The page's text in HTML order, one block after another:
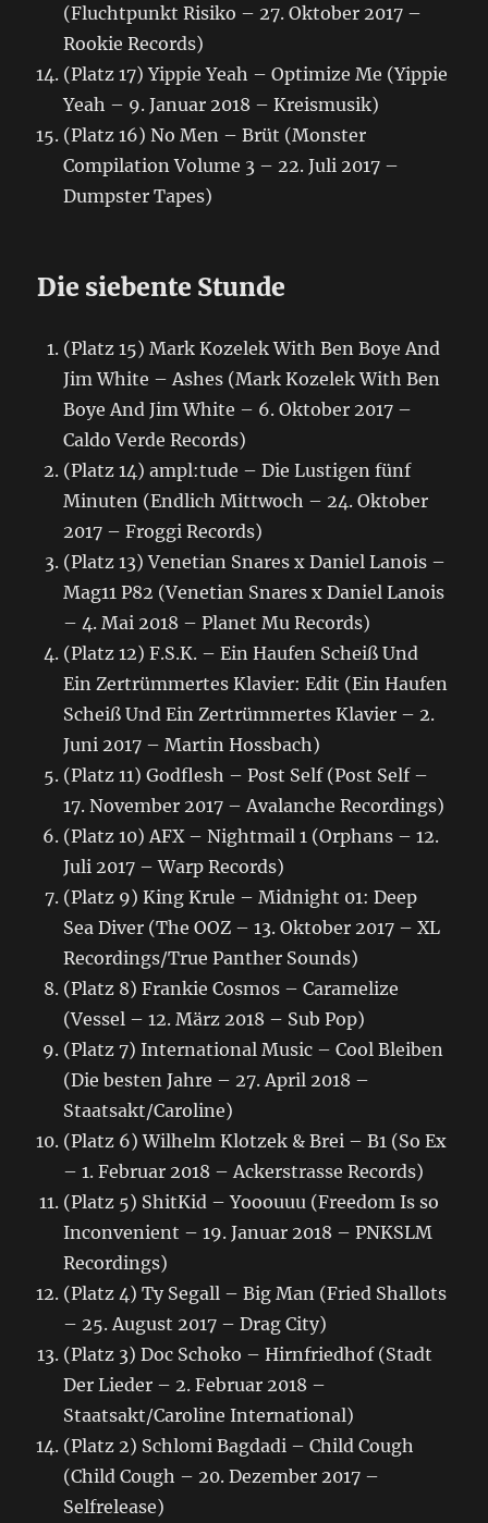
(Fluchtpunkt Risiko – 27. Oktober 2017 –
Rookie Records)
(Platz 17) Yippie Yeah – Optimize Me (Yippie
Yeah – 9. Januar 2018 – Kreismusik)
(Platz 16) No Men – Brüt (Monster
Compilation Volume 3 – 22. Juli 2017 –
Dumpster Tapes)
Die siebente Stunde
(Platz 15) Mark Kozelek With Ben Boye And
Jim White – Ashes (Mark Kozelek With Ben
Boye And Jim White – 6. Oktober 2017 –
Caldo Verde Records)
(Platz 14) ampl:tude – Die Lustigen fünf
Minuten (Endlich Mittwoch – 24. Oktober
2017 – Froggi Records)
(Platz 13) Venetian Snares x Daniel Lanois –
Mag11 P82 (Venetian Snares x Daniel Lanois
– 4. Mai 2018 – Planet Mu Records)
(Platz 12) F.S.K. – Ein Haufen Scheiß Und
Ein Zertrümmertes Klavier: Edit (Ein Haufen
Scheiß Und Ein Zertrümmertes Klavier – 2.
Juni 2017 – Martin Hossbach)
(Platz 11) Godflesh – Post Self (Post Self –
17. November 2017 – Avalanche Recordings)
(Platz 10) AFX – Nightmail 1 (Orphans – 12.
Juli 2017 – Warp Records)
(Platz 9) King Krule – Midnight 01: Deep
Sea Diver (The OOZ – 13. Oktober 2017 – XL
Recordings/True Panther Sounds)
(Platz 8) Frankie Cosmos – Caramelize
(Vessel – 12. März 2018 – Sub Pop)
(Platz 7) International Music – Cool Bleiben
(Die besten Jahre – 27. April 2018 –
Staatsakt/Caroline)
(Platz 6) Wilhelm Klotzek & Brei – B1 (So Ex
– 1. Februar 2018 – Ackerstrasse Records)
(Platz 5) ShitKid – Yooouuu (Freedom Is so
Inconvenient – 19. Januar 2018 – PNKSLM
Recordings)
(Platz 4) Ty Segall – Big Man (Fried Shallots
– 25. August 2017 – Drag City)
(Platz 3) Doc Schoko – Hirnfriedhof (Stadt
Der Lieder – 2. Februar 2018 –
Staatsakt/Caroline International)
(Platz 2) Schlomi Bagdadi – Child Cough
(Child Cough – 20. Dezember 2017 –
Selfrelease)